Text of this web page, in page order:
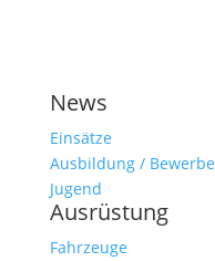
News
Einsätze
Ausbildung / Bewerbe
Jugend
Ausrüstung
Fahrzeuge